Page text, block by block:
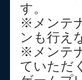
す。
※メンテ
ンも行え
※メンテ
ていただ